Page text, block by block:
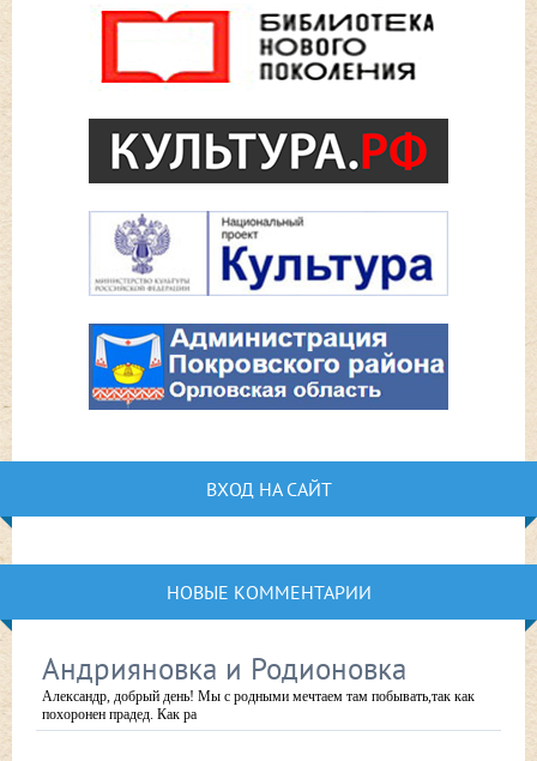
ВХОД НА САЙТ
НОВЫЕ КОММЕНТАРИИ
Андрияновка и Родионовка
Александр, добрый день! Мы с родными мечтаем там побывать,так как
похоронен прадед. Как ра